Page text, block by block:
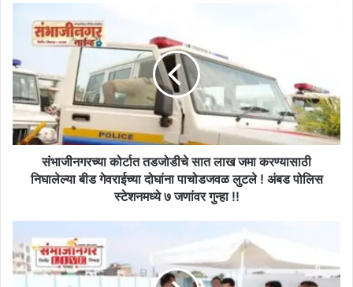
कोर्टात
तडजोडीचे
सात
लाख
जमा
करण्यासाठी
निघालेल्या
बीड
गेवराईच्या
दोघांना
अंबड
पोलिस
स्टेशनमध्ये
संभाजीनगरच्या कोर्टात तडजोडीचे सात लाख जमा करण्यासाठी
निघालेल्या बीड गेवराईच्या दोघांना पाचोडजवळ लुटले ! अंबड पोलिस
स्टेशनमध्ये ७ जणांवर गुन्हा !!
उन्हाळा,
स्वीमिंग
पूलमध्ये